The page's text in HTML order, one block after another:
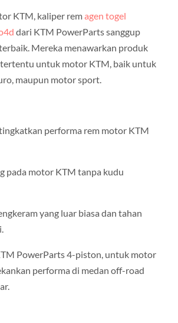
KTM, kaliper remagen togel
dari KTM PowerParts sanggup
Mereka menawarkan produk
tertentu untuk motor KTM, baik untuk
maupun motor sport.
performa rem motor KTM
pada motor KTM tanpa kudu
yang luar biasa dan tahan
PowerParts 4-piston, untuk motor
performa di medan off-road